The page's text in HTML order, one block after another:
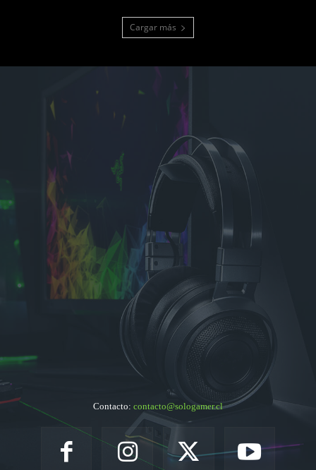
Cargar más
Contacto: contacto@sologamer.cl